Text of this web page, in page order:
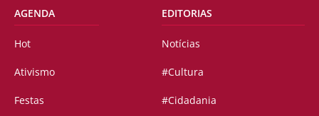
AGENDA
Hot
Ativismo
Festas
EDITORIAS
Notícias
#Cultura
#Cidadania